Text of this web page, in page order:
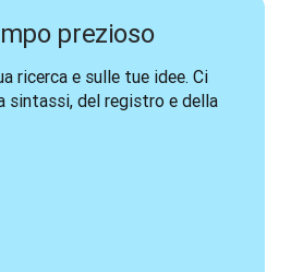
prezioso
ricerca e sulle tue idee. Ci
sintassi, del registro e della